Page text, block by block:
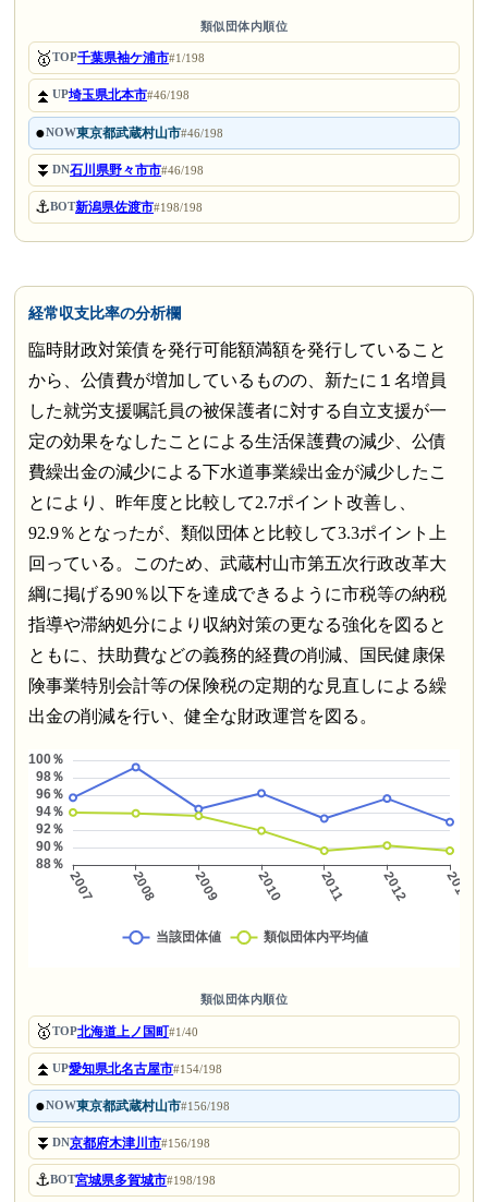
類似団体内順位
🥇TOP千葉県袖ケ浦市#1/198
⏫UP埼玉県北本市#46/198
●NOW東京都武蔵村山市#46/198
⏬DN石川県野々市市#46/198
⚓BOT新潟県佐渡市#198/198
経常収支比率の分析欄
臨時財政対策債を発行可能額満額を発行していること
から、公債費が増加しているものの、新たに１名増員
した就労支援嘱託員の被保護者に対する自立支援が一
定の効果をなしたことによる生活保護費の減少、公債
費繰出金の減少による下水道事業繰出金が減少したこ
とにより、昨年度と比較して2.7ポイント改善し、
92.9％となったが、類似団体と比較して3.3ポイント上
回っている。このため、武蔵村山市第五次行政改革大
綱に掲げる90％以下を達成できるように市税等の納税
指導や滞納処分により収納対策の更なる強化を図ると
ともに、扶助費などの義務的経費の削減、国民健康保
険事業特別会計等の保険税の定期的な見直しによる繰
出金の削減を行い、健全な財政運営を図る。
類似団体内順位
🥇TOP北海道上ノ国町#1/40
⏫UP愛知県北名古屋市#154/198
●NOW東京都武蔵村山市#156/198
⏬DN京都府木津川市#156/198
⚓BOT宮城県多賀城市#198/198